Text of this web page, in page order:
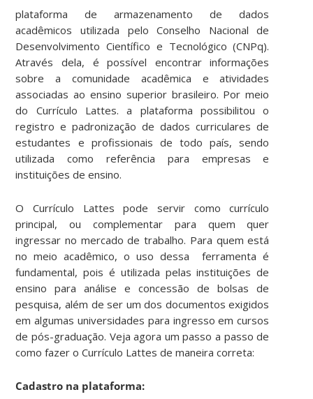
plataforma de armazenamento de dados
acadêmicos utilizada pelo Conselho Nacional de
Desenvolvimento Científico e Tecnológico (CNPq).
Através dela, é possível encontrar informações
sobre a comunidade acadêmica e atividades
associadas ao ensino superior brasileiro. Por meio
do Currículo Lattes. a plataforma possibilitou o
registro e padronização de dados curriculares de
estudantes e profissionais de todo país, sendo
utilizada como referência para empresas e
instituições de ensino.
O Currículo Lattes pode servir como currículo
principal, ou complementar para quem quer
ingressar no mercado de trabalho. Para quem está
no meio acadêmico, o uso dessa ferramenta é
fundamental, pois é utilizada pelas instituições de
ensino para análise e concessão de bolsas de
pesquisa, além de ser um dos documentos exigidos
em algumas universidades para ingresso em cursos
de pós-graduação. Veja agora um passo a passo de
como fazer o Currículo Lattes de maneira correta:
Cadastro na plataforma: